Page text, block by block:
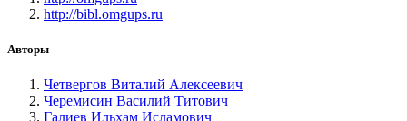
http://bibl.omgups.ru
Авторы
Четвергов Виталий Алексеевич
Черемисин Василий Титович
Галиев Ильхам Исламович